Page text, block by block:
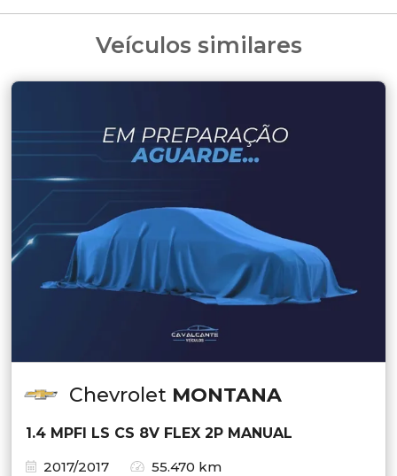
Veículos similares
Chevrolet MONTANA
1.4 MPFI LS CS 8V FLEX 2P MANUAL
2017/2017
55.470 km